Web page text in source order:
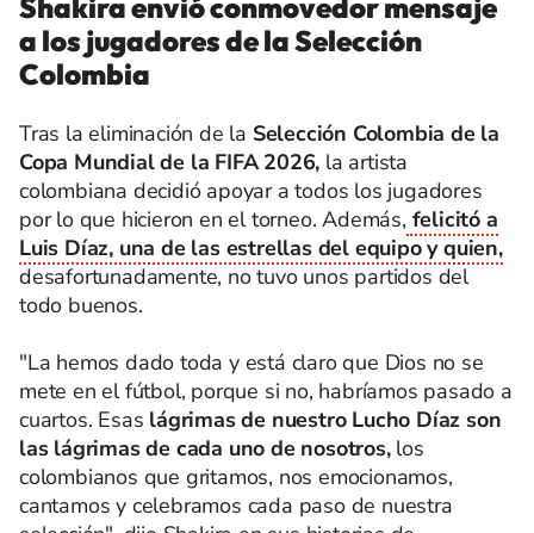
Shakira envió conmovedor mensaje
a los jugadores de la Selección
Colombia
Tras la eliminación de la Selección Colombia de la
Copa Mundial de la FIFA 2026, la artista
colombiana decidió apoyar a todos los jugadores
por lo que hicieron en el torneo. Además, felicitó a
Luis Díaz, una de las estrellas del equipo y quien,
desafortunadamente, no tuvo unos partidos del
todo buenos.
"La hemos dado toda y está claro que Dios no se
mete en el fútbol, porque si no, habríamos pasado a
cuartos. Esas lágrimas de nuestro Lucho Díaz son
las lágrimas de cada uno de nosotros, los
colombianos que gritamos, nos emocionamos,
cantamos y celebramos cada paso de nuestra